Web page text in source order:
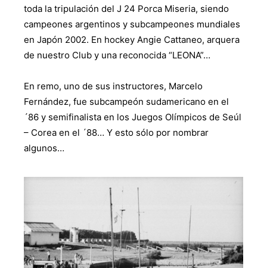
toda la tripulación del J 24 Porca Miseria, siendo
campeones argentinos y subcampeones mundiales
en Japón 2002. En hockey Angie Cattaneo, arquera
de nuestro Club y una reconocida “LEONA”…
En remo, uno de sus instructores, Marcelo
Fernández, fue subcampeón sudamericano en el
´86 y semifinalista en los Juegos Olímpicos de Seúl
– Corea en el ´88… Y esto sólo por nombrar
algunos…